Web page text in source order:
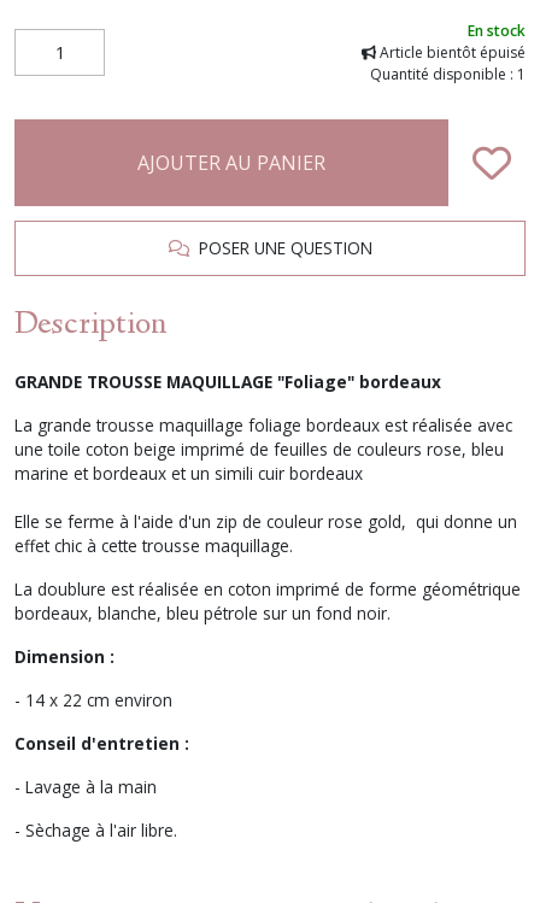
En stock
Article bientôt épuisé
Quantité disponible : 1
AJOUTER AU PANIER
POSER UNE QUESTION
Description
GRANDE TROUSSE MAQUILLAGE "Foliage" bordeaux
La grande trousse maquillage foliage bordeaux est réalisée avec
une toile coton beige imprimé de feuilles de couleurs rose, bleu
marine et bordeaux et un simili cuir bordeaux
Elle se ferme à l'aide d'un zip de couleur rose gold, qui donne un
effet chic à cette trousse maquillage.
La doublure est réalisée en coton imprimé de forme géométrique
bordeaux, blanche, bleu pétrole sur un fond noir.
Dimension :
- 14 x 22 cm environ
Conseil d'entretien :
- Lavage à la main
- Sèchage à l'air libre.